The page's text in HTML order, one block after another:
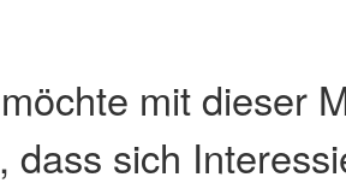
mit dieser
dass sich